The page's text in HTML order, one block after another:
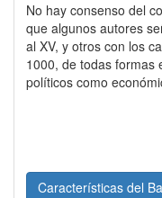
No hay consenso del
que algunos autores
al XV, y otros con los
1000, de todas formas
políticos como
Características del